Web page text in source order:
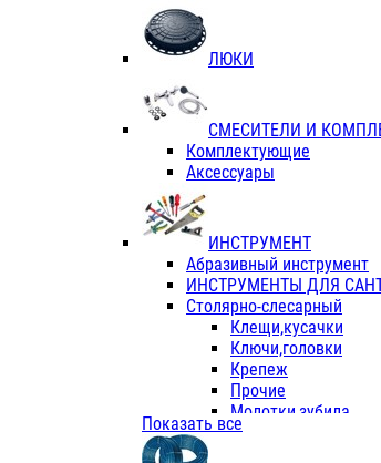
ЛЮКИ
СМЕСИТЕЛИ И
Комплектующие
Аксессуары
ИНСТРУМЕНТ
Абразивный инструмент
ИНСТРУМЕНТЫ ДЛЯ
Столярно-слесарный
Клещи,кусачки
Ключи,головки
Крепеж
Прочие
Молотки,зубила
Показать все